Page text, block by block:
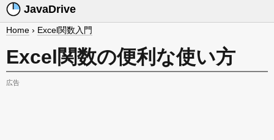
JavaDrive
Home › Excel関数入門
Excel関数の便利な使い方
広告